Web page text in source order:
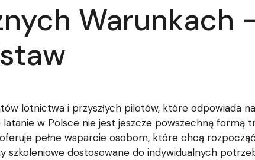
Warunkach
lotnictwa i przyszłych pilotów, które odpowiada
w Polsce nie jest jeszcze powszechną formą
pełne wsparcie osobom, które chcą
dostosowane do indywidualnych